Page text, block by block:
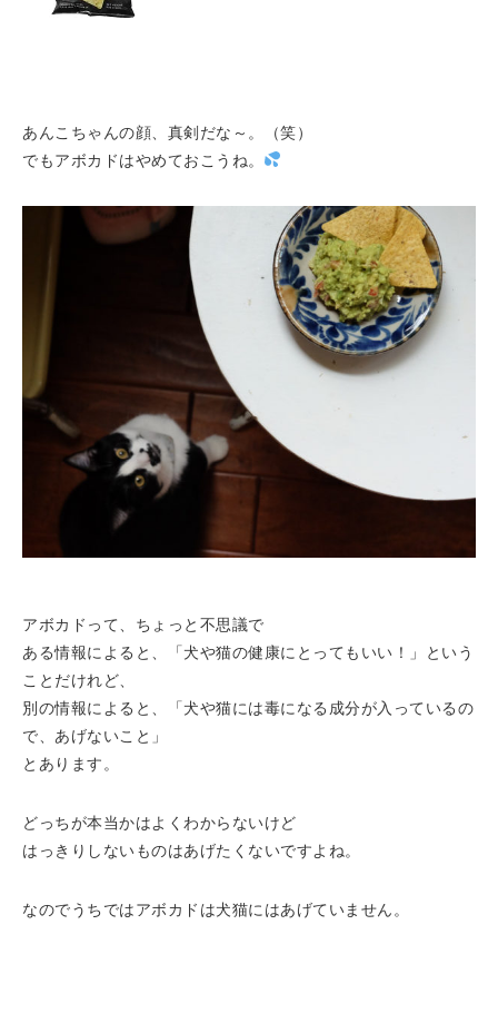
あんこちゃんの顔、真剣だな～。（笑）
でもアボカドはやめておこうね。
アボカドって、ちょっと不思議で
ある情報によると、「犬や猫の健康にとってもいい！」という
ことだけれど、
別の情報によると、「犬や猫には毒になる成分が入っているの
で、あげないこと」
とあります。
どっちが本当かはよくわからないけど
はっきりしないものはあげたくないですよね。
なのでうちではアボカドは犬猫にはあげていません。